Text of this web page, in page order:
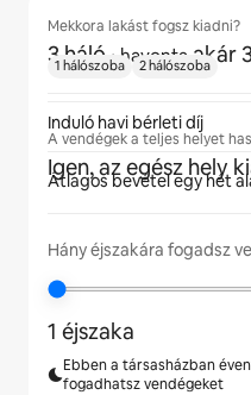
Mekkora lakást fogsz kiadni?
3 háló · havonta akár
A vendégek a teljes helyet
Igen, az egész hely
Hány éjszakára fogadsz
1 éjszaka
Ebben a társasházban
fogadhatsz vendégeket
1 hálószoba 2 hálószoba
Induló havi bérleti díj
Átlagos bevétel egy hét